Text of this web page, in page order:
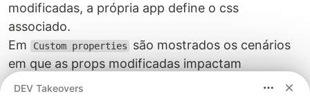
modificadas, a própria app define o css
associado.
Em
Custom properties
são mostrados os cenários
em que as props modificadas impactam
diretamente no css definido.
DEV Takeovers